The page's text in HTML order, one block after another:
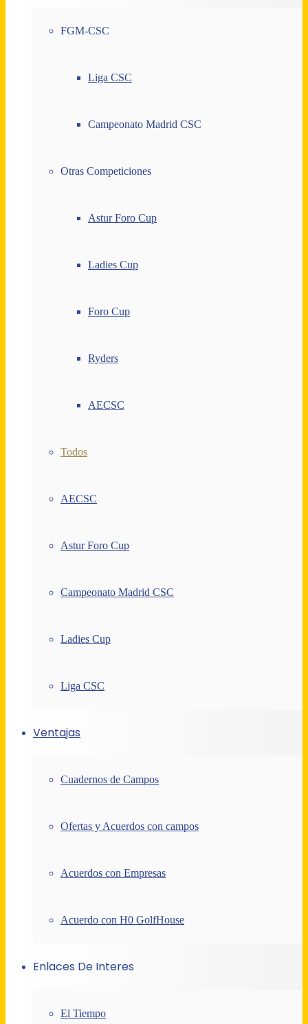
FGM-CSC
Liga CSC
Campeonato Madrid CSC
Otras Competiciones
Astur Foro Cup
Ladies Cup
Foro Cup
Ryders
AECSC
Todos
AECSC
Astur Foro Cup
Campeonato Madrid CSC
Ladies Cup
Liga CSC
Ventajas
Cuadernos de Campos
Ofertas y Acuerdos con campos
Acuerdos con Empresas
Acuerdo con H0 GolfHouse
Enlaces De Interes
El Tiempo